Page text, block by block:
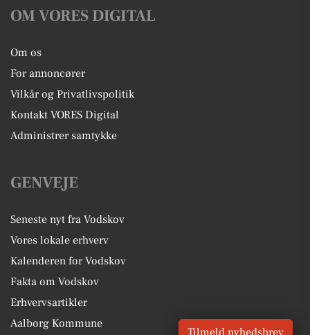
OM VORES DIGITAL
Om os
For annoncører
Vilkår og Privatlivspolitik
Kontakt VORES Digital
Administrer samtykke
GENVEJE
Seneste nyt fra Vodskov
Vores lokale erhverv
Kalenderen for Vodskov
Fakta om Vodskov
Erhvervsartikler
Aalborg Kommune
Tilmeld nyhedsbrev